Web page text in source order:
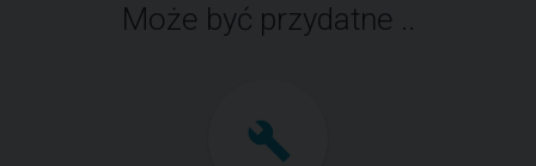
Może być przydatne ..